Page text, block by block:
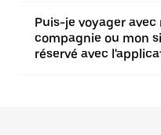
Puis-je voyager
compagnie ou mon
réservé avec